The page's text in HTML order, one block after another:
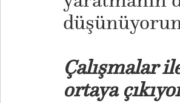
Çalışmalar
ortaya